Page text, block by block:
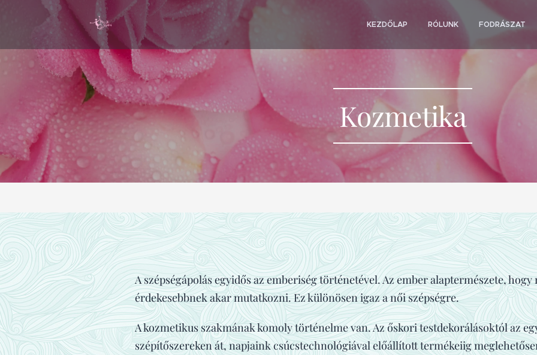
KEZDŐLAP RÓLUNK FODRÁSZAT
Kozmetika
A szépségápolás egyidős az emberiség történetével. Az ember alaptermészete,
érdekesebbnek akar mutatkozni. Ez különösen igaz a női szépségre.
A kozmetikus szakmának komoly történelme van. Az őskori testdekorálásoktól az
szépítőszereken át, napjaink csúcstechnológiával előállított termékeiig